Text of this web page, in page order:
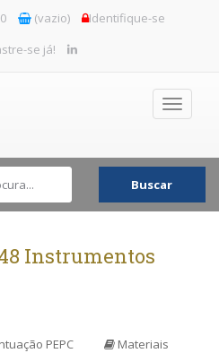
(vazio)
Identifique-se
se já!
Toggle
Buscar
48 Instrumentos
PEPC Materiais